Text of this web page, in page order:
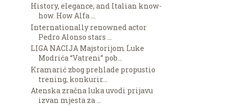
History, elegance, and Italian know-
how. How Alfa ...
Internationally renowned actor
Pedro Alonso stars ...
LIGA NACIJA Majstorijom Luke
Modrića “Vatreni” pob...
Kramarić zbog prehlade propustio
trening, konkurir...
Atenska zračna luka uvodi prijavu
izvan mjesta za ...